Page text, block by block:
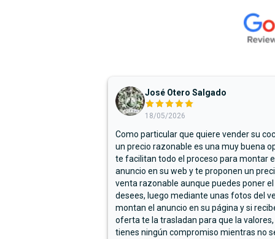
José Otero Salgado
18/05/2026
Como particular que quiere vender su
un precio razonable es una muy buena
te facilitan todo el proceso para montar
anuncio en su web y te proponen un
venta razonable aunque puedes poner
desees, luego mediante unas fotos del
montan el anuncio en su página y si
oferta te la trasladan para que la
tienes ningún compromiso mientras no